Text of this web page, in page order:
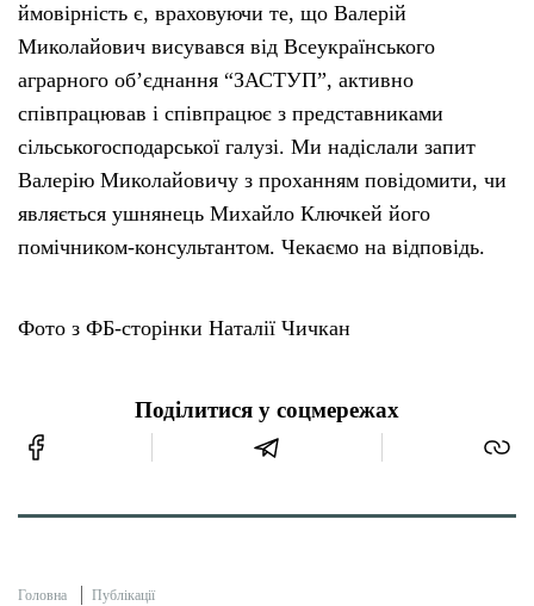
ймовірність є, враховуючи те, що Валерій
Миколайович висувався від Всеукраїнського
аграрного об’єднання “ЗАСТУП”, активно
співпрацював і співпрацює з представниками
сільськогосподарської галузі. Ми надіслали запит
Валерію Миколайовичу з проханням повідомити, чи
являється ушнянець Михайло Ключкей його
помічником-консультантом. Чекаємо на відповідь.
Фото з ФБ-сторінки Наталії Чичкан
Поділитися у соцмережах
Головна Публікації